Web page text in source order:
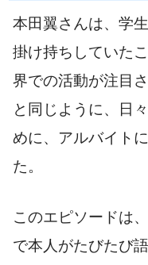
本田翼さんは、学
掛け持ちしていた
界での活動が注目
と同じように、日
めに、アルバイト
た。
このエピソードは
で本人がたびたび